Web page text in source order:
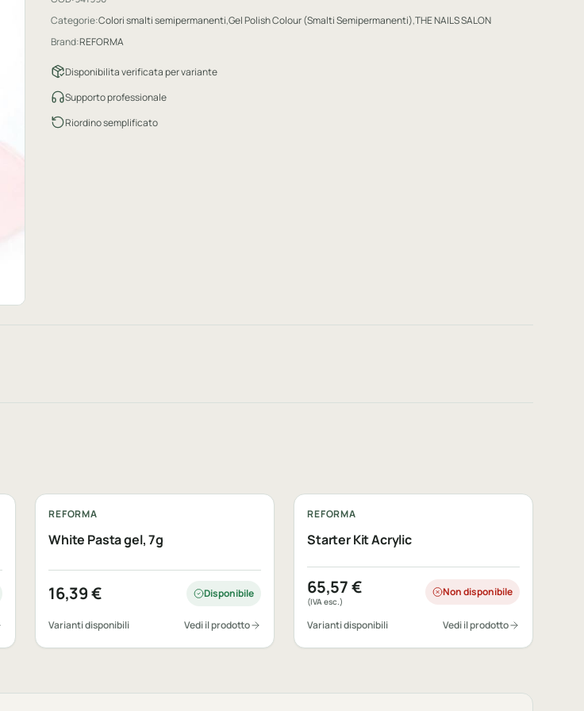
Categorie:Colori smalti semipermanenti,Gel Polish Colour (Smalti Semipermanenti),THE NAILS SALON
Brand:REFORMA
Disponibilita verificata per variante
Supporto professionale
Riordino semplificato
REFORMA
White Pasta gel, 7g
16,39€ Disponibile
Varianti disponibili Vedi il prodotto
REFORMA
Starter Kit Acrylic
65,57€
(IVA esc.)
Non disponibile
Varianti disponibili Vedi il prodotto